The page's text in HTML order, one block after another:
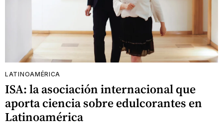
LATINOAMÉRICA
ISA: la asociación internacional que
aporta ciencia sobre edulcorantes en
Latinoamérica